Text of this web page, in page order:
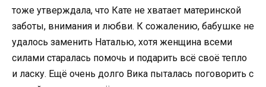
тоже утверждала, что Кате не хватает материнской
заботы, внимания и любви. К сожалению, бабушке не
удалось заменить Наталью, хотя женщина всеми
силами старалась помочь и подарить всё своё тепло
и ласку. Ещё очень долго Вика пыталась поговорить с